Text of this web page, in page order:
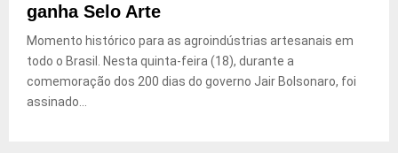
ganha Selo Arte
Momento histórico para as agroindústrias artesanais em
todo o Brasil. Nesta quinta-feira (18), durante a
comemoração dos 200 dias do governo Jair Bolsonaro, foi
assinado...